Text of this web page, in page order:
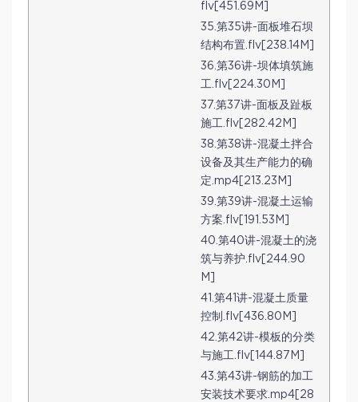
flv[451.69M]
35.第35讲-面板堆石坝
结构布置.flv[238.14M]
36.第36讲-坝体填筑施
工.flv[224.30M]
37.第37讲-面板及趾板
施工.flv[282.42M]
38.第38讲-混凝土拌合
设备及其生产能力的确
定.mp4[213.23M]
39.第39讲-混凝土运输
方案.flv[191.53M]
40.第40讲-混凝土的浇
筑与养护.flv[244.90
M]
41.第41讲-混凝土质量
控制.flv[436.80M]
42.第42讲-模板的分类
与施工.flv[144.87M]
43.第43讲-钢筋的加工
安装技术要求.mp4[28